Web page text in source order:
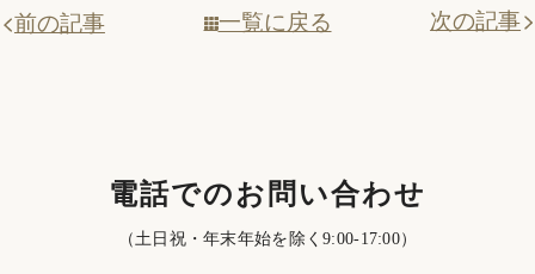
前の記事 一覧に戻る 次の記事
電話でのお問い合わせ
（土日祝・年末年始を除く9:00-17:00）